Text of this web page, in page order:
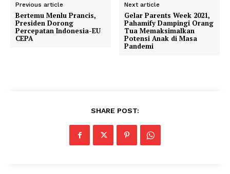
Previous article
Bertemu Menlu Prancis,
Presiden Dorong
Percepatan Indonesia-EU
CEPA
Next article
Gelar Parents Week 2021,
Pahamify Dampingi Orang
Tua Memaksimalkan
Potensi Anak di Masa
Pandemi
SHARE POST: